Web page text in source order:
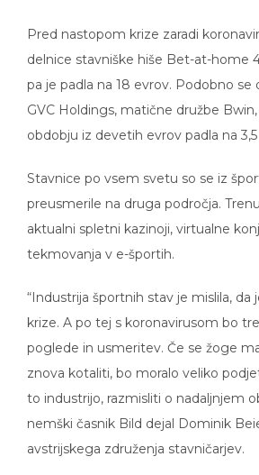
Pred nastopom krize zaradi
delnice stavniške hiše Bet-at-home
pa je padla na 18 evrov. Podobno se
GVC Holdings, matične družbe
obdobju iz devetih evrov padla na 3,5
Stavnice po vsem svetu so se iz
preusmerile na druga področja.
aktualni spletni kazinoji, virtualne
tekmovanja v e-športih.
“Industrija športnih stav je mislila, da
krize. A po tej s koronavirusom bo
poglede in usmeritev. Če se žoge
znova kotaliti, bo moralo veliko
to industrijo, razmisliti o nadaljnjem
nemški časnik Bild dejal Dominik
avstrijskega združenja stavničarjev.